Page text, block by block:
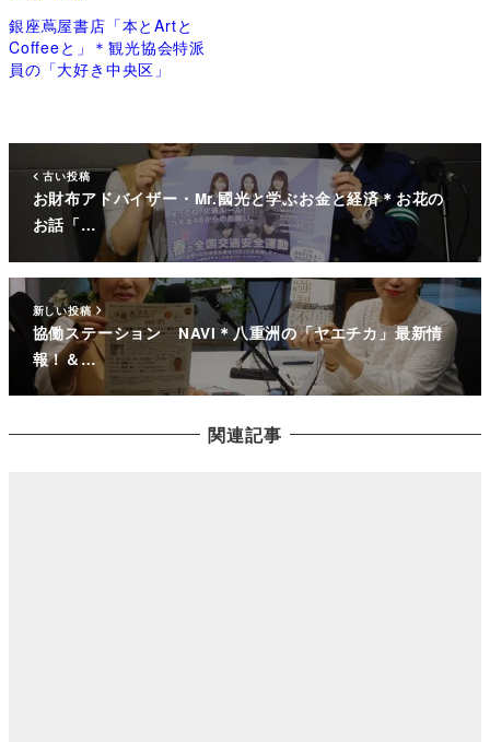
銀座蔦屋書店「本とArtと
Coffeeと」＊観光協会特派
員の「大好き中央区」
古い投稿
お財布アドバイザー・Mr.國光と学ぶお金と経済＊お花の
お話「…
新しい投稿
協働ステーション NAVI＊八重洲の「ヤエチカ」最新情
報！＆…
関連記事